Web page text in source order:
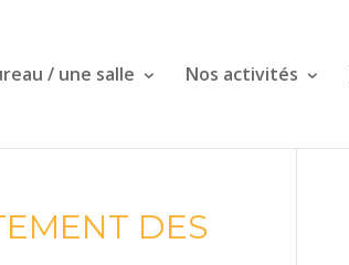
/ une salle Nos activités
DES